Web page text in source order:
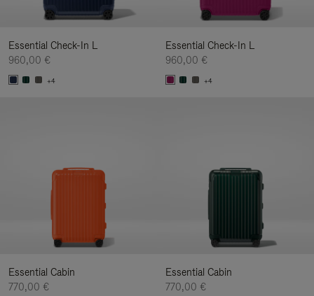
Essential Check-In L
960,00 €
+4
Essential Check-In L
960,00 €
+4
Essential Cabin
770,00 €
Essential Cabin
770,00 €